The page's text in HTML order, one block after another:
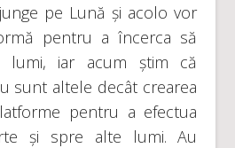
pe Lună și acolo vor
pentru a încerca să
lumi, iar acum știm că
sunt altele decât crearea
pentru a efectua
și spre alte lumi. Au